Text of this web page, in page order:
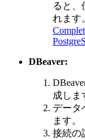
ると、
れます
DBeaver:
成しま
データ
ます。
接続の